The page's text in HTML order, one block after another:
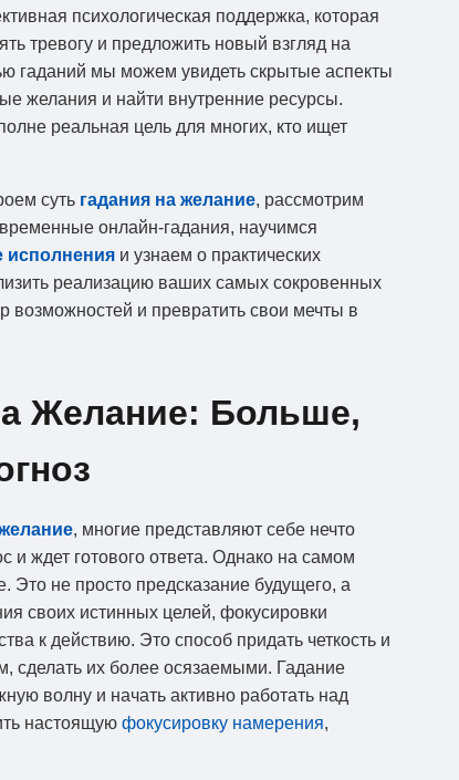
психологическая поддержка, которая
тревогу и предложить новый взгляд на
гаданий мы можем увидеть скрытые аспекты
желания и найти внутренние ресурсы.
реальная цель для многих, кто ищет
суть гадания на желание, рассмотрим
онлайн-гадания, научимся
исполнения и узнаем о практических
реализацию ваших самых сокровенных
возможностей и превратить свои мечты в
Желание: Больше,
, многие представляют себе нечто
и ждет готового ответа. Однако на самом
Это не просто предсказание будущего, а
своих истинных целей, фокусировки
к действию. Это способ придать четкость и
сделать их более осязаемыми. Гадание
волну и начать активно работать над
настоящую фокусировку намерения,